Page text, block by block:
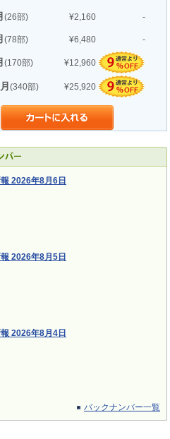
(26部) ¥2,160 -
(78部) ¥6,480 -
(170部) ¥12,960
(340部) ¥25,920
2026年8月6日
2026年8月5日
2026年8月4日
バックナンバー一覧